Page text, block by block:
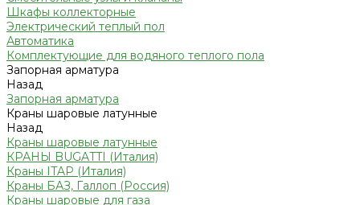
Шкафы коллекторные
Электрический теплый пол
Автоматика
Комплектующие для водяного теплого пола
Запорная арматура
Назад
Запорная арматура
Краны шаровые латунные
Назад
Краны шаровые латунные
КРАНЫ BUGATTI (Италия)
Краны ITAP (Италия)
Краны БАЗ, Галлоп (Россия)
Краны шаровые для газа